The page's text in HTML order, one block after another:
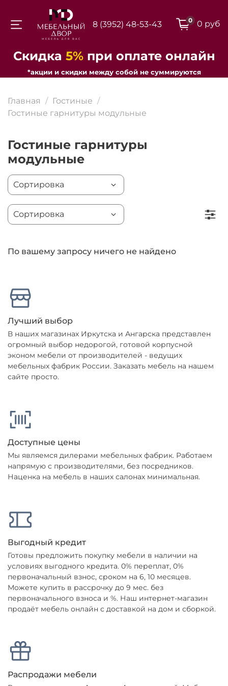
8 (3952) 48-53-43 0 0 руб
Скидка 5%при оплате онлайн
*акции и скидки между собой не суммируются
Главная
Гостиные
Гостиные гарнитуры модульные
Гостиные гарнитуры
модульные
По вашему запросу ничего не найдено
Лучший выбор
В наших магазинах Иркутска и Ангарска представлен
огромный выбор недорогой, готовой корпусной
эконом мебели от производителей - ведущих
мебельных фабрик России. Заказать мебель на нашем
сайте просто.
Доступные цены
Мы являемся дилерами мебельных фабрик. Работаем
напрямую с производителями, без посредников.
Наценка на мебель в наших салонах минимальная.
Выгодный кредит
Готовы предложить покупку мебели в наличии на
условиях выгодного кредита. 0% переплат, 0%
первоначальный взнос, сроком на 6, 10 месяцев.
Можете купить в рассрочку до 9 мес. без
первоначального взноса и %. Наш интернет-магазин
продаёт мебель онлайн с доставкой на дом и сборкой.
Распродажи мебели
Для клиентов всех банков
Разбейте
оплату на части
Сегодня
Добавляйте товары
в корзину
любого банка
Оставшиеся
списываться
с вашей карты
по25%каждые 2 недели
об оплате Плайтом
25
раз в 2 недели
Остались вопросы?
8 800 302-02-51